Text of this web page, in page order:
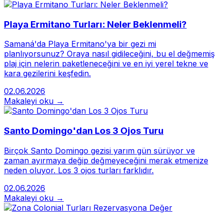
Playa Ermitano Turları: Neler Beklenmeli?
Samaná'da Playa Ermitano'ya bir gezi mi
planlıyorsunuz? Oraya nasıl gidileceğini, bu el değmemiş
plaj için nelerin paketleneceğini ve en iyi yerel tekne ve
kara gezilerini keşfedin.
02.06.2026
Makaleyi oku →
Santo Domingo'dan Los 3 Ojos Turu
Birçok Santo Domingo gezisi yarım gün sürüyor ve
zaman ayırmaya değip değmeyeceğini merak etmenize
neden oluyor. Los 3 ojos turları farklıdır.
02.06.2026
Makaleyi oku →